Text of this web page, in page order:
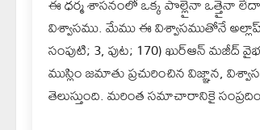
విశ్వాసము. మేము ఈ విశ్వాసముతోనే
సంపుటి; 3, పుట; 170) ఖుర్ఆన్ మజీద్
ముస్లిం జమాతు ప్రచురించిన విజ్ఞాన,
తెలుస్తుంది. మరింత సమాచారానికై